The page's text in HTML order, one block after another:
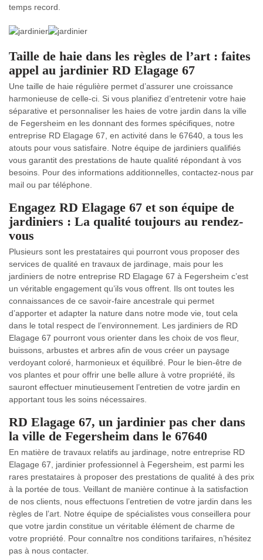
temps record.
Taille de haie dans les règles de l’art : faites
appel au jardinier RD Elagage 67
Une taille de haie régulière permet d’assurer une croissance
harmonieuse de celle-ci. Si vous planifiez d’entretenir votre haie
séparative et personnaliser les haies de votre jardin dans la ville
de Fegersheim en les donnant des formes spécifiques, notre
entreprise RD Elagage 67, en activité dans le 67640, a tous les
atouts pour vous satisfaire. Notre équipe de jardiniers qualifiés
vous garantit des prestations de haute qualité répondant à vos
besoins. Pour des informations additionnelles, contactez-nous par
mail ou par téléphone.
Engagez RD Elagage 67 et son équipe de
jardiniers : La qualité toujours au rendez-
vous
Plusieurs sont les prestataires qui pourront vous proposer des
services de qualité en travaux de jardinage, mais pour les
jardiniers de notre entreprise RD Elagage 67 à Fegersheim c’est
un véritable engagement qu’ils vous offrent. Ils ont toutes les
connaissances de ce savoir-faire ancestrale qui permet
d’apporter et adapter la nature dans notre mode vie, tout cela
dans le total respect de l’environnement. Les jardiniers de RD
Elagage 67 pourront vous orienter dans les choix de vos fleur,
buissons, arbustes et arbres afin de vous créer un paysage
verdoyant coloré, harmonieux et équilibré. Pour le bien-être de
vos plantes et pour offrir une belle allure à votre propriété, ils
sauront effectuer minutieusement l’entretien de votre jardin en
apportant tous les soins nécessaires.
RD Elagage 67, un jardinier pas cher dans
la ville de Fegersheim dans le 67640
En matière de travaux relatifs au jardinage, notre entreprise RD
Elagage 67, jardinier professionnel à Fegersheim, est parmi les
rares prestataires à proposer des prestations de qualité à des prix
à la portée de tous. Veillant de manière continue à la satisfaction
de nos clients, nous effectuons l’entretien de votre jardin dans les
règles de l’art. Notre équipe de spécialistes vous conseillera pour
que votre jardin constitue un véritable élément de charme de
votre propriété. Pour connaître nos conditions tarifaires, n’hésitez
pas à nous contacter.